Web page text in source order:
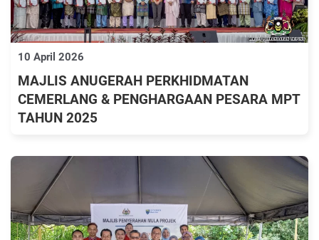
10 April 2026
MAJLIS ANUGERAH PERKHIDMATAN
CEMERLANG & PENGHARGAAN PESARA MPT
TAHUN 2025